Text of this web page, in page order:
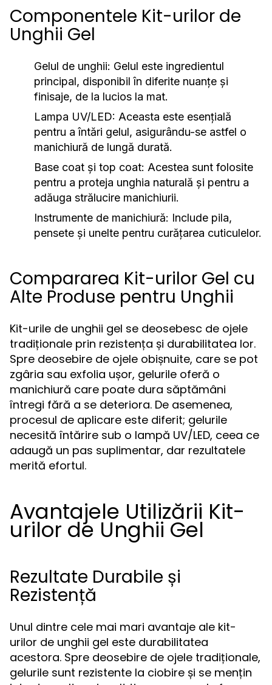
Componentele Kit-urilor de
Unghii Gel
Gelul de unghii: Gelul este ingredientul
principal, disponibil în diferite nuanțe și
finisaje, de la lucios la mat.
Lampa UV/LED: Aceasta este esențială
pentru a întări gelul, asigurându-se astfel o
manichiură de lungă durată.
Base coat și top coat: Acestea sunt folosite
pentru a proteja unghia naturală și pentru a
adăuga strălucire manichiurii.
Instrumente de manichiură: Include pila,
pensete și unelte pentru curățarea cuticulelor.
Compararea Kit-urilor Gel cu
Alte Produse pentru Unghii
Kit-urile de unghii gel se deosebesc de ojele
tradiționale prin rezistența și durabilitatea lor.
Spre deosebire de ojele obișnuite, care se pot
zgâria sau exfolia ușor, gelurile oferă o
manichiură care poate dura săptămâni
întregi fără a se deteriora. De asemenea,
procesul de aplicare este diferit; gelurile
necesită întărire sub o lampă UV/LED, ceea ce
adaugă un pas suplimentar, dar rezultatele
merită efortul.
Avantajele Utilizării Kit-
urilor de Unghii Gel
Rezultate Durabile și
Rezistență
Unul dintre cele mai mari avantaje ale kit-
urilor de unghii gel este durabilitatea
acestora. Spre deosebire de ojele tradiționale,
gelurile sunt rezistente la ciobire și se mențin